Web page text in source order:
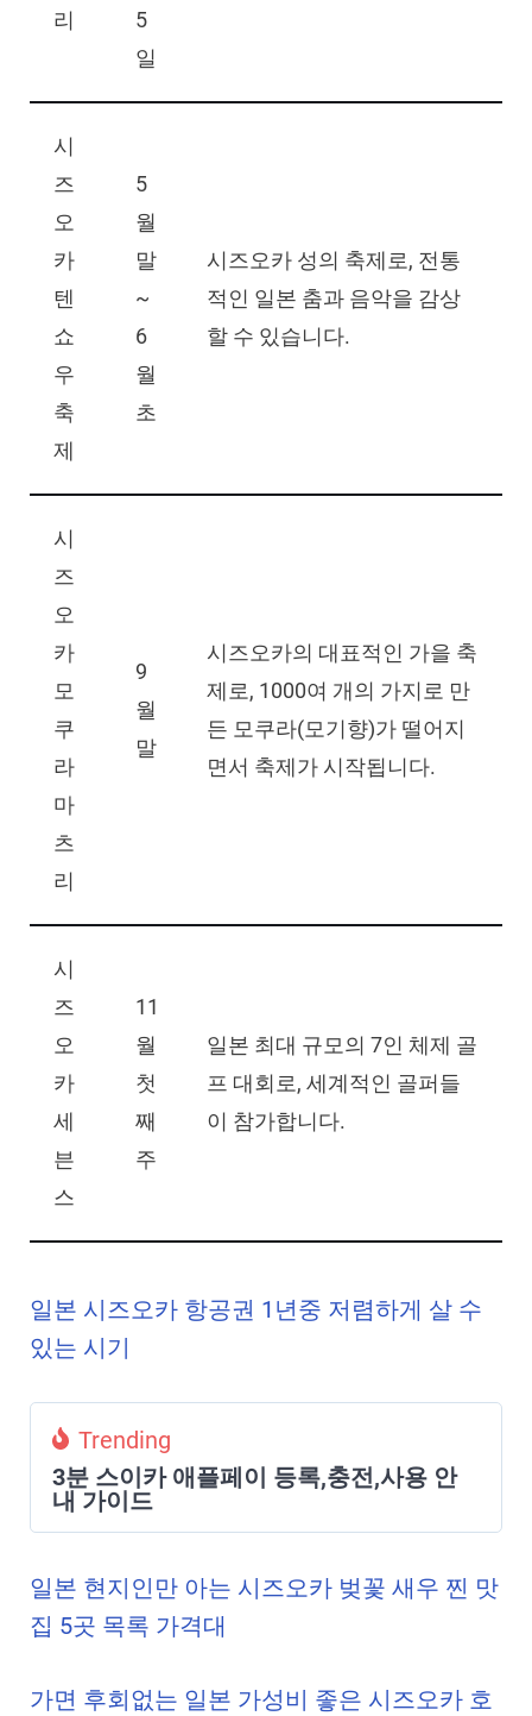
리
5
일
시
즈
오
카
텐
쇼
우
축
제
5
월
말
~
6
월
초
시즈오카 성의 축제로, 전통
적인 일본 춤과 음악을 감상
할 수 있습니다.
시
즈
오
카
모
쿠
라
마
츠
리
9
월
말
시즈오카의 대표적인 가을 축
제로, 1000여 개의 가지로 만
든 모쿠라(모기향)가 떨어지
면서 축제가 시작됩니다.
시
즈
오
카
세
븐
스
11
월
첫
째
주
일본 최대 규모의 7인 체제 골
프 대회로, 세계적인 골퍼들
이 참가합니다.
일본 시즈오카 항공권 1년중 저렴하게 살 수
있는 시기
Trending
3분 스이카 애플페이 등록,충전,사용 안
내 가이드
일본 현지인만 아는 시즈오카 벚꽃 새우 찐 맛
집 5곳 목록 가격대
가면 후회없는 일본 가성비 좋은 시즈오카 호